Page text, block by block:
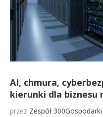
AI, chmura,
kierunki dla biznesu
przez Zespół 300Gospodarki